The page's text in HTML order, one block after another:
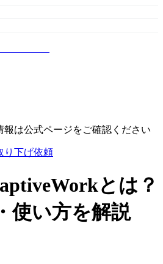
報は公式ページをご確認ください
り下げ依頼
とは？
使い方を解説